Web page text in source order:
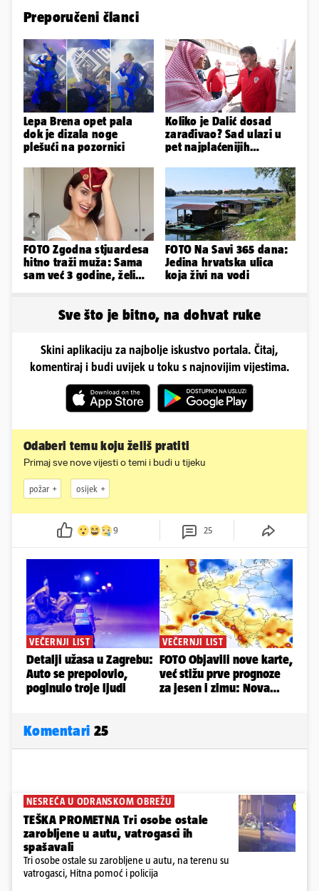
Preporučeni članci
Lepa Brena opet pala
dok je dizala noge
plešući na pozornici
Koliko je Dalić dosad
zarađivao? Sad ulazi u
pet najplaćenijih
FOTO Zgodna stjuardesa
hitno traži muža: Sama
sam već 3 godine, želim
FOTO Na Savi 365 dana:
Jedina hrvatska ulica
koja živi na vodi
Sve što je bitno, na dohvat ruke
Skini aplikaciju za najbolje iskustvo portala. Čitaj,
komentiraj i budi uvijek u toku s najnovijim vijestima.
Odaberi temu koju želiš pratiti
Primaj sve nove vijesti o temi i budi u tijeku
požar osijek
9 25
Komentari 25
NESREĆA U ODRANSKOM OBREŽU
TEŠKA PROMETNA Tri osobe ostale
zarobljene u autu, vatrogasci ih
spašavali
Tri osobe ostale su zarobljene u autu, na terenu su
vatrogasci, Hitna pomoć i policija